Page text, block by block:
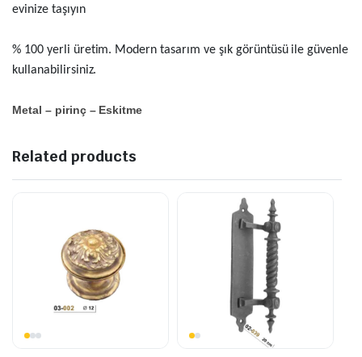
evinize taşıyın
% 100 yerli üretim. Modern tasarım ve şık görüntüsü ile güvenle
kullanabilirsiniz.
Metal – pirinç – Eskitme
Related products